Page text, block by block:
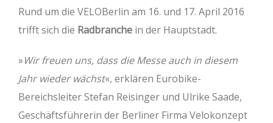
Rund um die VELOBerlin am 16. und 17. April 2016
trifft sich die Radbranche in der Hauptstadt.
»Wir freuen uns, dass die Messe auch in diesem
Jahr wieder wächst«, erklären Eurobike-
Bereichsleiter Stefan Reisinger und Ulrike Saade,
Geschäftsführerin der Berliner Firma Velokonzept